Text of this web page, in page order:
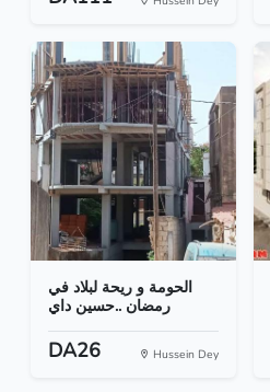
الحومة و ريحة لبلاد في
رمضان ..حسين داي
DA26 Hussein Dey